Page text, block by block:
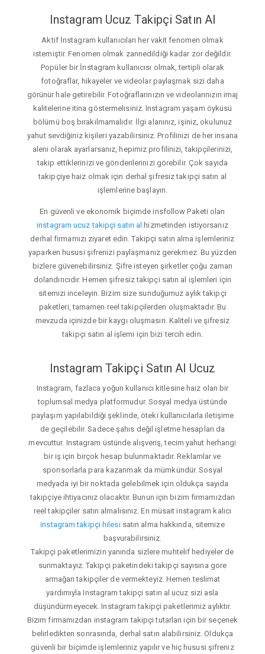
Instagram Ucuz Takipçi Satın Al
Aktif İnstagram kullanıcıları her vakit fenomen olmak
istemiştir. Fenomen olmak zannedildiği kadar zor değildir.
Popüler bir İnstagram kullanıcısı olmak, tertipli olarak
fotoğraflar, hikayeler ve videolar paylaşmak sizi daha
görünür hale getirebilir. Fotoğraflarınızın ve videolarınızın imaj
kalitelerine itina göstermelisiniz. Instagram yaşam öyküsü
bölümü boş bırakılmamalıdır. İlgi alanınız, işiniz, okulunuz
yahut sevdiğiniz kişileri yazabilirsiniz. Profilinizi de her insana
aleni olarak ayarlarsanız, hepimiz profilinizi, takipçilerinizi,
takip ettiklerinizi ve gönderilerinizi görebilir. Çok sayıda
takipçiye haiz olmak için derhal şifresiz takipçi satın al
işlemlerine başlayın.
En güvenli ve ekonomik biçimde insfollow Paketi olan
instagram ucuz takipçi satın al hizmetinden istiyorsanız
derhal firmamızı ziyaret edin. Takipçi satın alma işlemleriniz
yaparken hususi şifrenizi paylaşmanız gerekmez. Bu yüzden
bizlere güvenebilirsiniz. Şifre isteyen şirketler çoğu zaman
dolandırıcıdır. Hemen şifresiz takipçi satın al işlemleri için
sitemizi inceleyin. Bizim size sunduğumuz aylık takipçi
paketleri, tamamen reel takipçilerden oluşmaktadır. Bu
mevzuda içinizde bir kaygı oluşmasın. Kaliteli ve şifresiz
takipçi satın al işlemi için bizi tercih edin.
Instagram Takipçi Satın Al Ucuz
Instagram, fazlaca yoğun kullanıcı kitlesine haiz olan bir
toplumsal medya platformudur. Sosyal medya üstünde
paylaşım yapılabildiği şeklinde, öteki kullanıcılarla iletişime
de geçilebilir. Sadece şahıs değil işletme hesapları da
mevcuttur. Instagram üstünde alışveriş, tecim yahut herhangi
bir iş için birçok hesap bulunmaktadır. Reklamlar ve
sponsorlarla para kazanmak da mümkündür. Sosyal
medyada iyi bir noktada gelebilmek için oldukça sayıda
takipçiye ihtiyacınız olacaktır. Bunun için bizim firmamızdan
reel takipçiler satın almalısınız. En müsait instagram kalıcı
instagram takipçi hilesisatın alma hakkında, sitemize
başvurabilirsiniz.
Takipçi paketlerimizin yanında sizlere muhtelif hediyeler de
sunmaktayız. Takipçi paketindeki takipçi sayısına gore
armağan takipçiler de vermekteyiz. Hemen teslimat
yardımıyla Instagram takipçi satın al ucuz sizi asla
düşündürmeyecek. Instagram takipçi paketlerimiz aylıktır.
Bizim firmamızdan instagram takipçi tutarları için bir seçenek
belirledikten sonrasında, derhal satın alabilirsiniz. Oldukça
güvenli bir biçimde işlemleriniz yapılır ve hiç hususi şifreniz